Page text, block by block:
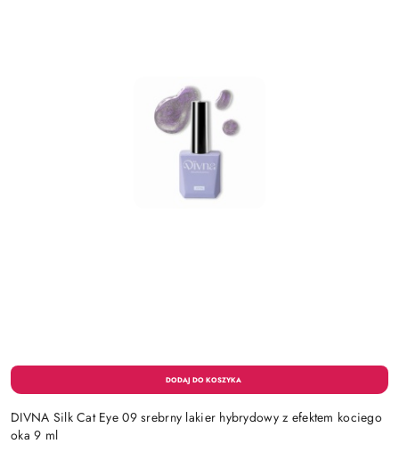
DIVNA Silk Cat Eye 09 srebrny lakier hybrydowy z efektem kociego
oka 9 ml